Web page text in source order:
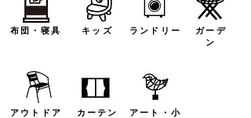
布団・寝具 キッズ ランドリー
ガーデ
ン
アウトドア カーテン
アート・小